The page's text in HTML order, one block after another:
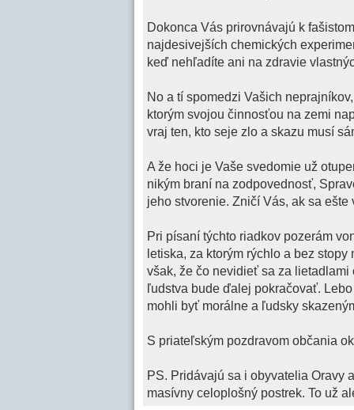
Dokonca Vás prirovnávajú k
najdesivejších chemických
keď nehľadíte ani na zdravie
No a tí spomedzi Vašich
ktorým svojou činnosťou na zemi
vraj ten, kto seje zlo a skazu musí
A že hoci je Vaše svedomie už
nikým braní na zodpovednosť,
jeho stvorenie. Zničí Vás, ak sa ešte
Pri písaní týchto riadkov pozerám
letiska, za ktorým rýchlo a bez
však, že čo nevidieť sa za
ľudstva bude ďalej pokračovať.
mohli byť morálne a ľudsky
S priateľským pozdravom občania
PS. Pridávajú sa i obyvatelia Oravy
masívny celoplošný postrek. To už